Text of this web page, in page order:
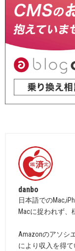
danbo
日本語での
Macに捉われず、
Amazonのアソシ
により収入を得て